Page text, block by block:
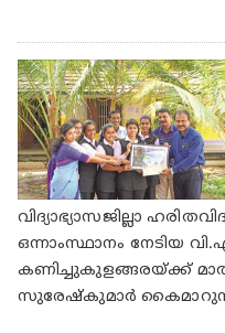
വിദ്യാഭ്യാസജില്ലാ
ഒന്നാംസ്ഥാനം നേടിയ
കണിച്ചുകുളങ്ങരയ്ക്ക്
സുരേഷ്‌കുമാർ